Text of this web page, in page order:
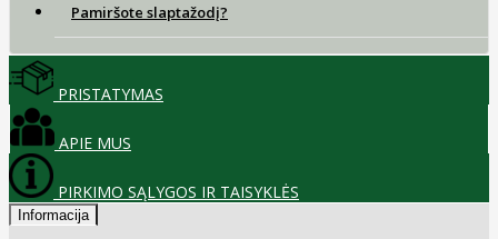
Pamiršote slaptažodį?
PRISTATYMAS
APIE MUS
PIRKIMO SĄLYGOS IR TAISYKLĖS
Informacija